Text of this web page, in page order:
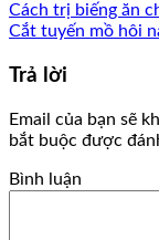
Cách trị biếng ăn
Cắt tuyến mồ hôi
Trả lời
Email của bạn sẽ
bắt buộc được
Bình luận